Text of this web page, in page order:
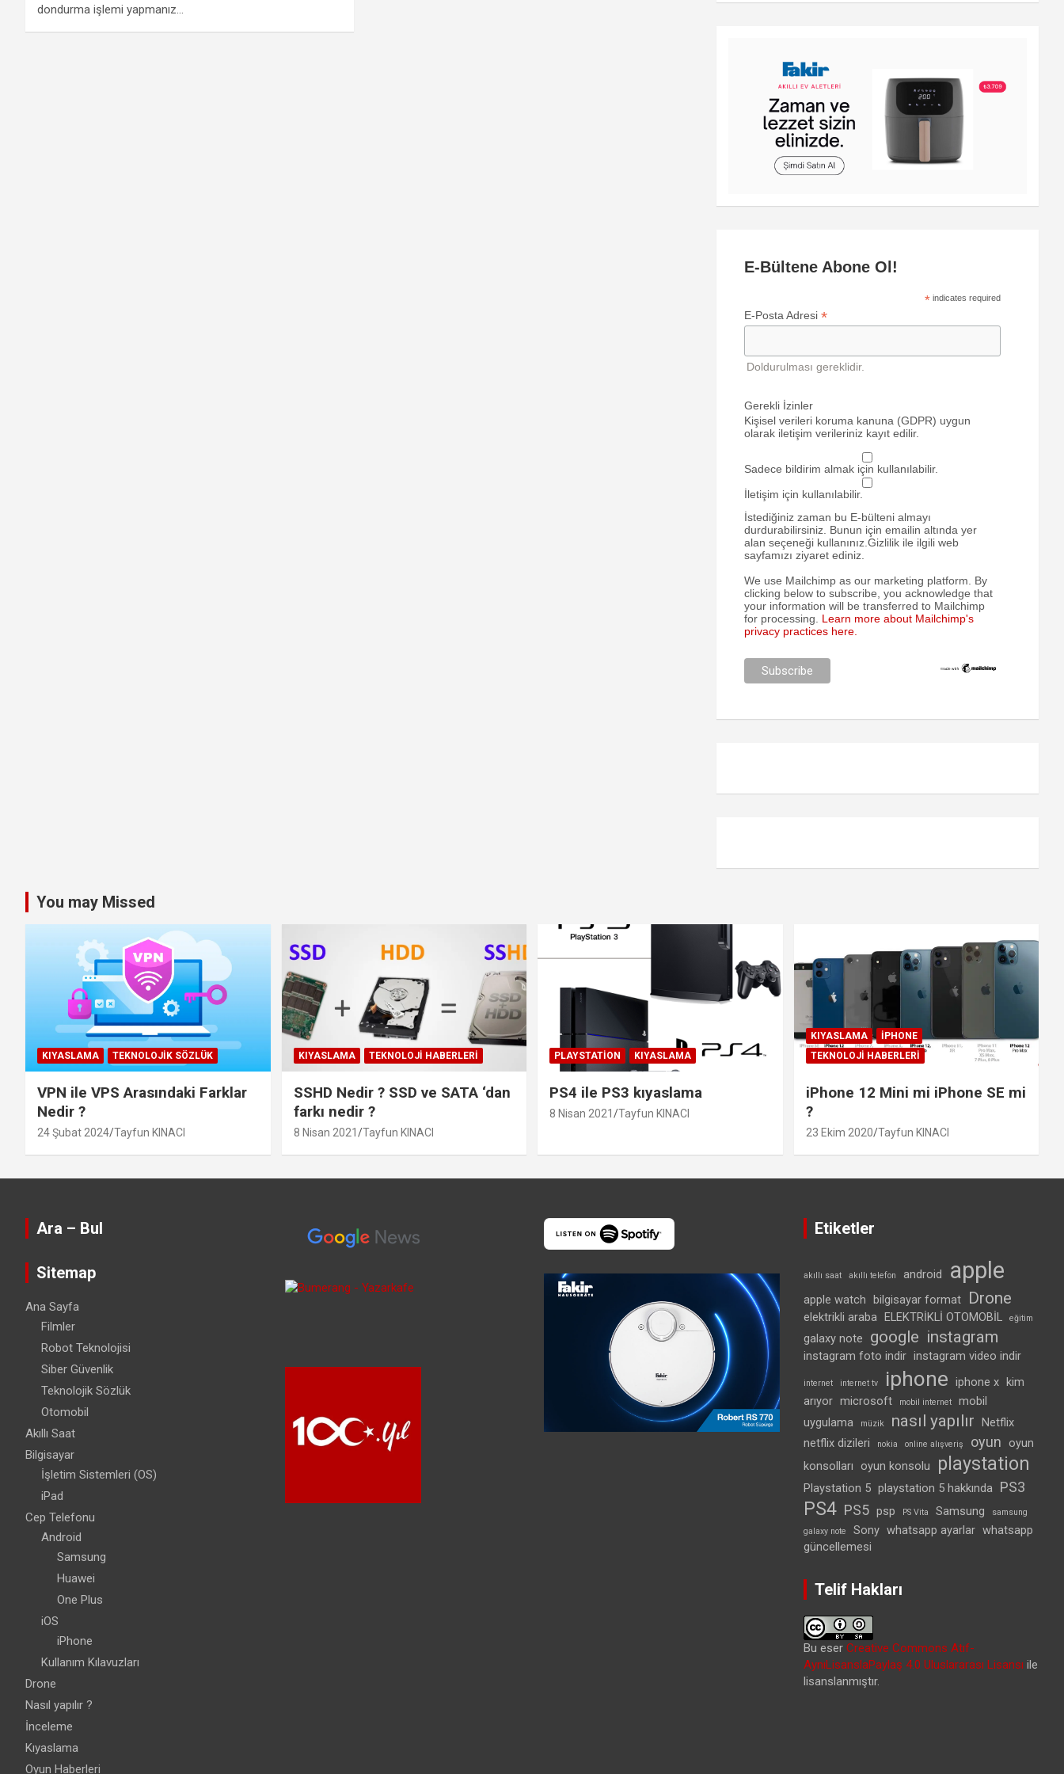
dondurma işlemi yapmanız…
E-Bültene Abone Ol!
*indicates required
E-Posta Adresi*
Doldurulması gereklidir.
Gerekli İzinler
Kişisel verileri koruma kanuna (GDPR) uygun
olarak iletişim verileriniz kayıt edilir.
Sadece bildirim almak için kullanılabilir.
İletişim için kullanılabilir.
İstediğiniz zaman bu E-bülteni almayı
durdurabilirsiniz. Bunun için emailin altında yer
alan seçeneği kullanınız.Gizlilik ile ilgili web
sayfamızı ziyaret ediniz.
We use Mailchimp as our marketing platform. By
clicking below to subscribe, you acknowledge that
your information will be transferred to Mailchimp
for processing. Learn more about Mailchimp's
privacy practices here.
You may Missed
KIYASLAMA TEKNOLOJIK SÖZLÜK
VPN ile VPS Arasındaki Farklar
Nedir ?
24 Şubat 2024 Tayfun KINACI
KIYASLAMA TEKNOLOJI HABERLERI
SSHD Nedir ? SSD ve SATA ‘dan
farkı nedir ?
8 Nisan 2021 Tayfun KINACI
PLAYSTATION KIYASLAMA
PS4 ile PS3 kıyaslama
8 Nisan 2021 Tayfun KINACI
KIYASLAMA
IPHONE
TEKNOLOJI HABERLERI
iPhone 12 Mini mi iPhone SE mi
?
23 Ekim 2020 Tayfun KINACI
Ara – Bul
Sitemap
Ana Sayfa
Filmler
Robot Teknolojisi
Siber Güvenlik
Teknolojik Sözlük
Otomobil
Akıllı Saat
Bilgisayar
İşletim Sistemleri (OS)
iPad
Cep Telefonu
Android
Samsung
Huawei
One Plus
iOS
iPhone
Kullanım Kılavuzları
Drone
Nasıl yapılır ?
İnceleme
Kıyaslama
Oyun Haberleri
Etiketler
akıllı saat akıllı telefon android apple
apple watch bilgisayar format Drone
elektrikli araba ELEKTRİKLİ OTOMOBİL eğitim
galaxy note google instagram
instagram foto indir instagram video indir
internet internet tv iphone iphone x kim
arıyor microsoft mobil internet
mobil
uygulama
müzik nasıl yapılır Netflix
netflix dizileri
nokia online alışveriş oyun
oyun
konsolları
oyun konsolu playstation
Playstation 5 playstation 5 hakkında PS3
PS4 PS5 psp PS Vita Samsung
samsung
galaxy note
Sony whatsapp ayarlar whatsapp
güncellemesi
Telif Hakları
Bu eser Creative Commons Atıf-
AynıLisanslaPaylaş 4.0 Uluslararası Lisansı ile
lisanslanmıştır.